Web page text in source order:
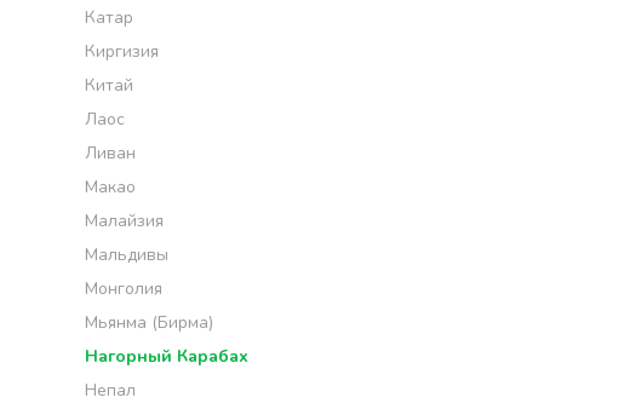
Катар
Киргизия
Китай
Лаос
Ливан
Макао
Малайзия
Мальдивы
Монголия
Мьянма (Бирма)
Нагорный Карабах
Непал